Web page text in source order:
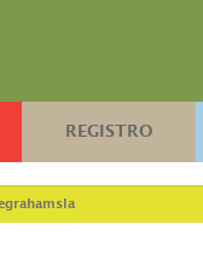
REGISTRO